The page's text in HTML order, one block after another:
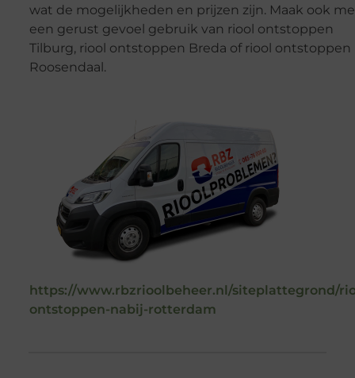
wat de mogelijkheden en prijzen zijn. Maak ook
een gerust gevoel gebruik van riool ontstoppen
Tilburg, riool ontstoppen Breda of riool ontstoppen
Roosendaal.
https://www.rbzrioolbeheer.nl/siteplattegrond/
ontstoppen-nabij-rotterdam